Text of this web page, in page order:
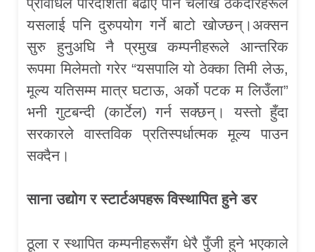
प्रविधिले पारदर्शिता बढाए पनि चलाख ठेकेदारहरूले
यसलाई पनि दुरुपयोग गर्ने बाटो खोज्छन्।अक्सन
सुरु हुनुअघि नै प्रमुख कम्पनीहरूले आन्तरिक
रूपमा मिलेमतो गरेर “यसपालि यो ठेक्का तिमी लेऊ,
मूल्य यतिसम्म मात्र घटाऊ, अर्को पटक म लिउँला”
भनी गुटबन्दी (कार्टेल) गर्न सक्छन्। यस्तो हुँदा
सरकारले वास्तविक प्रतिस्पर्धात्मक मूल्य पाउन
सक्दैन।
साना उद्योग र स्टार्टअपहरू विस्थापित हुने डर
ठूला र स्थापित कम्पनीहरूसँग धेरै पुँजी हुने भएकाले